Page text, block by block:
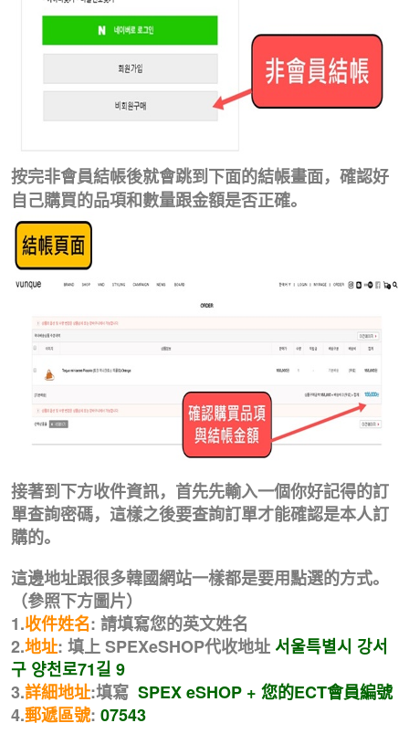
按完非會員結帳後就會跳到下面的結帳畫面，確認好
自己購買的品項和數量跟金額是否正確。
接著到下方收件資訊，首先先輸入一個你好記得的訂
單查詢密碼，這樣之後要查詢訂單才能確認是本人訂
購的。
這邊地址跟很多韓國網站一樣都是要用點選的方式。
（參照下方圖片）
1.收件姓名: 請填寫您的英文姓名
2.地址: 填上 SPEXeSHOP代收地址 서울특별시 강서
구 양천로71길 9
3.詳細地址:填寫 SPEX eSHOP + 您的ECT會員編號
4.郵遞區號: 07543